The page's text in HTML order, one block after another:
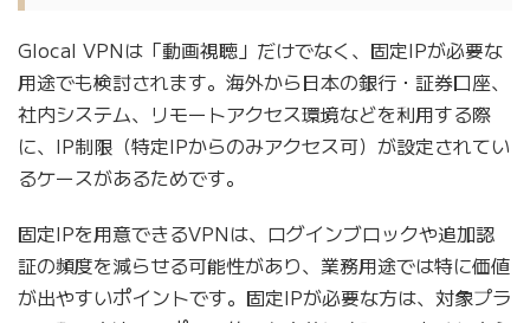
Glocal VPNは「動画視聴」だけでなく、固定IPが必要な
用途でも検討されます。海外から日本の銀行・証券口座、
社内システム、リモートアクセス環境などを利用する際
に、IP制限（特定IPからのみアクセス可）が設定されてい
るケースがあるためです。
固定IPを用意できるVPNは、ログインブロックや追加認
証の頻度を減らせる可能性があり、業務用途では特に価値
が出やすいポイントです。固定IPが必要な方は、対象プラ